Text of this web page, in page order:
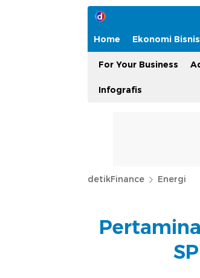
Home Ekonomi Bisnis
For Your Business
Infografis
detikFinance Energi